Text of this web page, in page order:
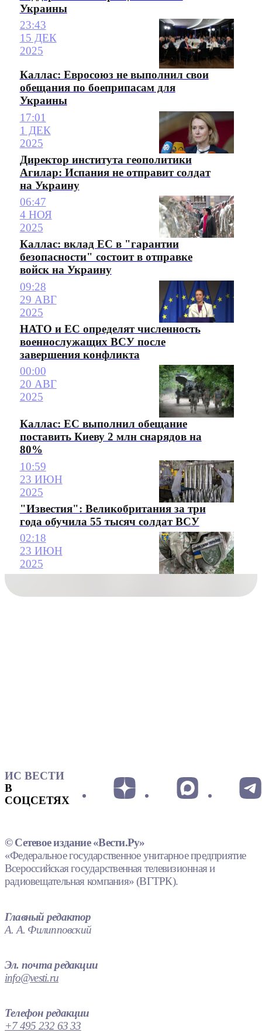
Украины
23:43
15 ДЕК
2025
Каллас: Евросоюз не выполнил свои
обещания по боеприпасам для
Украины
17:01
1 ДЕК
2025
Директор института геополитики
Агилар: Испания не отправит солдат
на Украину
06:47
4 НОЯ
2025
Каллас: вклад ЕС в "гарантии
безопасности" состоит в отправке
войск на Украину
09:28
29 АВГ
2025
НАТО и ЕС определят численность
военнослужащих ВСУ после
завершения конфликта
00:00
20 АВГ
2025
Каллас: ЕС выполнил обещание
поставить Киеву 2 млн снарядов на
80%
10:59
23 ИЮН
2025
"Известия": Великобритания за три
года обучила 55 тысяч солдат ВСУ
02:18
23 ИЮН
2025
ИС ВЕСТИ
В
СОЦСЕТЯХ
© Сетевое издание «Вести.Ру»
«Федеральное государственное унитарное предприятие
Всероссийская государственная телевизионная и
радиовещательная компания» (ВГТРК).
Главный редактор
А. А. Филипповский
Эл. почта редакции
info@vesti.ru
Телефон редакции
+7 495 232 63 33